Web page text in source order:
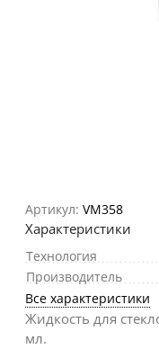
Артикул: VM358
Характеристики
Технология
Производитель
Все характеристики
Жидкость для
мл.